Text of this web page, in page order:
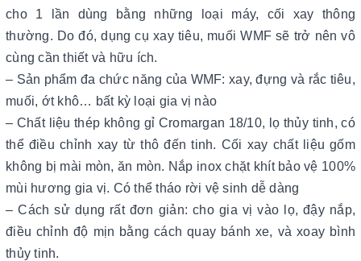
cho 1 lần dùng bằng những loại máy, cối xay thông
thường. Do đó, dụng cụ xay tiêu, muối WMF sẽ trở nên vô
cùng cần thiết và hữu ích.
– Sản phẩm đa chức năng của WMF: xay, đựng và rắc tiêu,
muối, ớt khô… bất kỳ loại gia vị nào
– Chất liệu thép không gỉ Cromargan 18/10, lọ thủy tinh, có
thể điều chỉnh xay từ thô đến tinh. Cối xay chất liệu gốm
không bị mài mòn, ăn mòn. Nắp inox chặt khít bảo vệ 100%
mùi hương gia vị. Có thể tháo rời vệ sinh dễ dàng
– Cách sử dụng rất đơn giản: cho gia vị vào lọ, đậy nắp,
điều chỉnh độ mịn bằng cách quay bánh xe, và xoay bình
thủy tinh.